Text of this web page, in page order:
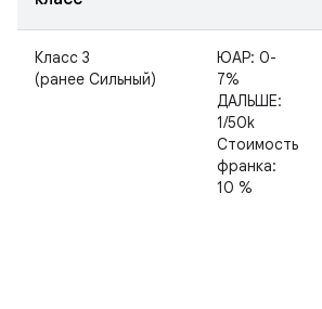
Класс 3
(ранее Сильный)
ЮАР: 0-
7%
ДАЛЬШЕ:
1/50k
Стоимость
франка:
10 %